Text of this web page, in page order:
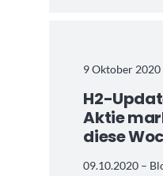
9 Oktober 2020
H2-
Aktie
diese
09.10.2020 –